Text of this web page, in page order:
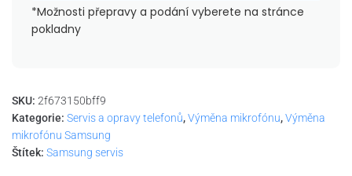
*Možnosti přepravy a podání vyberete na stránce
pokladny
SKU: 2f673150bff9
Kategorie: Servis a opravy telefonů,Výměna mikrofónu,Výměna
mikrofónu Samsung
Štítek: Samsung servis